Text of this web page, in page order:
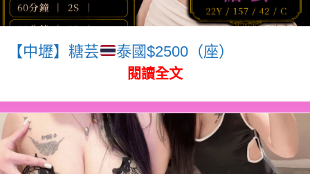
【中壢】糖芸 泰國$2500（座）
閱讀全文